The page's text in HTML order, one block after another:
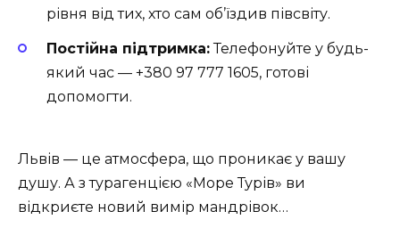
рівня від тих, хто сам об’їздив півсвіту.
Постійна підтримка:Телефонуйте у будь-
який час — +380 97 777 1605, готові
допомогти.
Львів — це атмосфера, що проникає у вашу
душу. А з турагенцією «Море Турів» ви
відкриєте новий вимір мандрівок…